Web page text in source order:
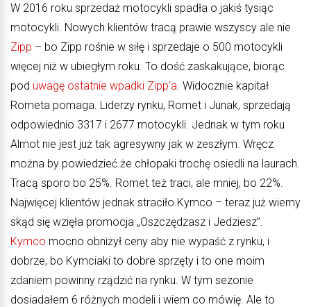
W 2016 roku sprzedaż motocykli spadła o jakiś tysiąc
motocykli. Nowych klientów tracą prawie wszyscy ale nie
Zipp – bo Zipp rośnie w siłę i sprzedaje o 500 motocykli
więcej niż w ubiegłym roku. To dość zaskakujące, biorąc
pod uwagę ostatnie wpadki Zipp’a. Widocznie kapitał
Rometa pomaga. Liderzy rynku, Romet i Junak, sprzedają
odpowiednio 3317 i 2677 motocykli. Jednak w tym roku
Almot nie jest już tak agresywny jak w zeszłym. Wręcz
można by powiedzieć że chłopaki trochę osiedli na laurach.
Tracą sporo bo 25%. Romet też traci, ale mniej, bo 22%.
Najwięcej klientów jednak straciło Kymco – teraz już wiemy
skąd się wzięła promocja „Oszczędzasz i Jedziesz”.
Kymco mocno obniżył ceny aby nie wypaść z rynku, i
dobrze, bo Kymciaki to dobre sprzęty i to one moim
zdaniem powinny rządzić na rynku. W tym sezonie
dosiadałem 6 różnych modeli i wiem co mówię. Ale to